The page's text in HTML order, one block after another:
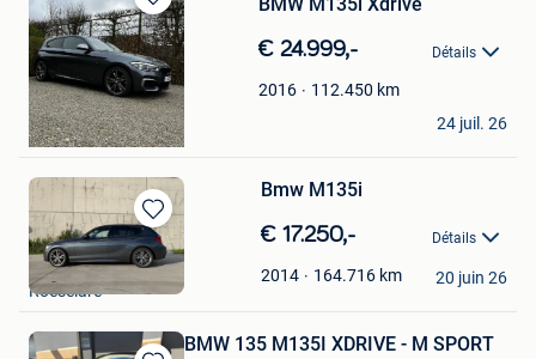
Sauvegarder
dans
Mes
Favoris
BMW M135i Xdrive
€ 24.999,- Détails
2016 112.450 km
DDP
Mechelen
24 juil. 26
Sauvegarder
dans
Mes
Favoris
Bmw M135i
€ 17.250,- Détails
2014 164.716 km
Mathis Huyghebaert
Roeselare
20 juin 26
BMW 135 M135I XDRIVE - M SPORT